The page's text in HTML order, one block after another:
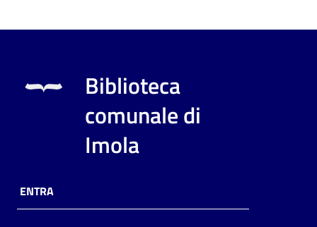
Biblioteca
comunale di
Imola
ENTRA